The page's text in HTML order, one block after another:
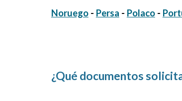
Noruego - Persa - Polaco-
¿Qué documentos